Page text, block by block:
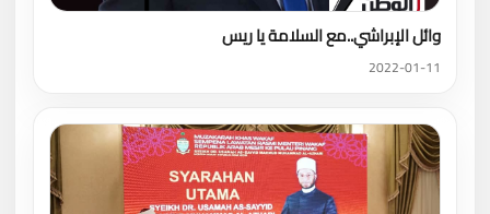
وائل الإبراشي..مع السلامة يا ريس
2022-01-11